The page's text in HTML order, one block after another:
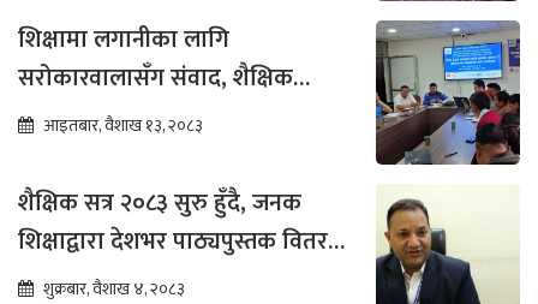
शिक्षामा लगानीका लागि
सरोकारवालासँग संवाद, शैक्षिक
सुधारमा जोड
आइतबार, वैशाख १३, २०८३
शैक्षिक सत्र २०८३ सुरु हुँदै, जनक
शिक्षाद्वारा देशभर पाठ्यपुस्तक वितरण
तीव्रशुक्रबार, वैशाख ४, २०८३